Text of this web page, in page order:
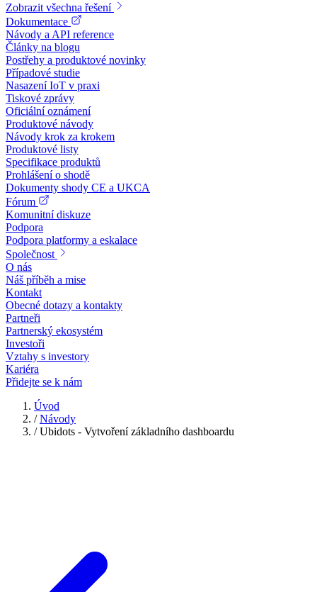
Zobrazit všechna řešení
Dokumentace
Návody a API reference
Články na blogu
Postřehy a produktové novinky
Případové studie
Nasazení IoT v praxi
Tiskové zprávy
Oficiální oznámení
Produktové návody
Návody krok za krokem
Produktové listy
Specifikace produktů
Prohlášení o shodě
Dokumenty shody CE a UKCA
Fórum
Komunitní diskuze
Podpora
Podpora platformy a eskalace
Společnost
O nás
Náš příběh a mise
Kontakt
Obecné dotazy a kontakty
Partneři
Partnerský ekosystém
Investoři
Vztahy s investory
Kariéra
Přidejte se k nám
Úvod
/ Návody
/ Ubidots - Vytvoření základního dashboardu